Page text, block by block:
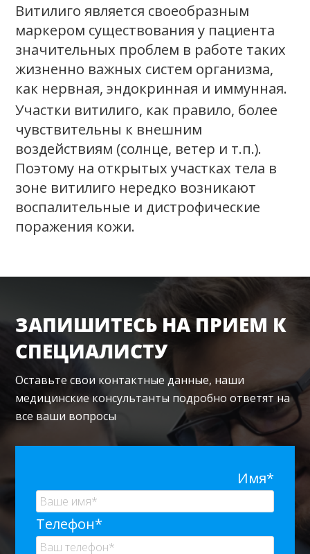
Витилиго является своеобразным
маркером существования у пациента
значительных проблем в работе таких
жизненно важных систем организма,
как нервная, эндокринная и иммунная.
Участки витилиго, как правило, более
чувствительны к внешним
воздействиям (солнце, ветер и т.п.).
Поэтому на открытых участках тела в
зоне витилиго нередко возникают
воспалительные и дистрофические
поражения кожи.
ЗАПИШИТЕСЬ НА ПРИЕМ К
СПЕЦИАЛИСТУ
Оставьте свои контактные данные, наши
медицинские консультанты подробно ответят на
все ваши вопросы
Имя*
Телефон*